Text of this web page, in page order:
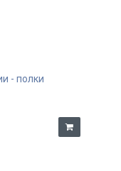
- полки